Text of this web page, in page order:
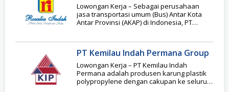
Lowongan Kerja – Sebagai perusahaan
jasa transportasi umum (Bus) Antar Kota
Antar Provinsi (AKAP) di Indonesia, PT
PT Kemilau Indah Permana Group
Lowongan Kerja – PT Kemilau Indah
Permana adalah produsen karung plastik
polypropylene dengan cakupan ke seluruh